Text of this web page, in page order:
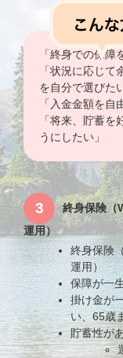
「終身での保障
「状況に応じ
を自分で選びた
「入金金額を自
「将来、貯蓄
うにしたい」
3
終身保険（
運用）
終身保険
運用）
保障が一
掛け金が
い、65歳
貯蓄性が